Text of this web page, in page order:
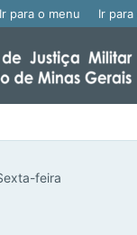
Ir para o menu Ir
feira